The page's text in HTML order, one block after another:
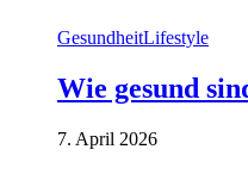
GesundheitLifestyle
Wie gesund
7. April 2026